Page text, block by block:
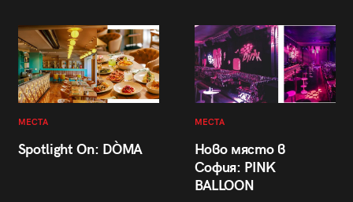
МЕСТА
Spotlight On: DÒMA
МЕСТА
Ново място в
София: PINK
BALLOON